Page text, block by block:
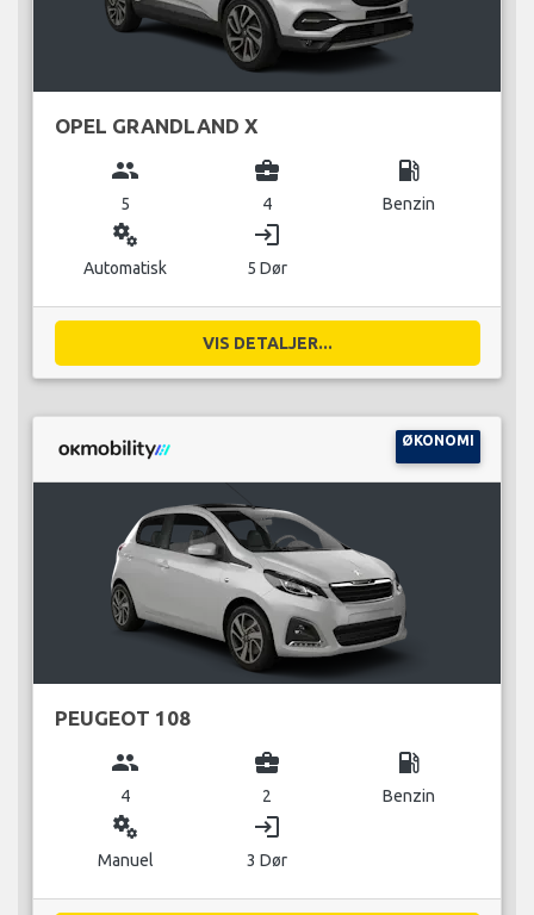
OPEL GRANDLAND X
group
5
business_center
4
local_gas_station
Benzin
miscellaneous_services
Automatisk
login
5 Dør
VIS DETALJER...
ØKONOMI
PEUGEOT 108
group
4
business_center
2
local_gas_station
Benzin
miscellaneous_services
Manuel
login
3 Dør